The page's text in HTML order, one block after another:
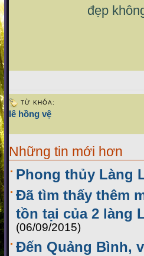
đẹp
TỪ KHÓA:
lê hồng vệ
Những tin mới hơn
Phong thủy Làng
Đã tìm thấy thêm
tồn tại của 2 làng
(06/09/2015)
Đến Quảng Bình,